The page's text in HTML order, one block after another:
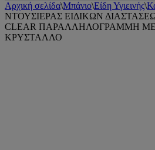
Αρχική σελίδα\Μπάνιο\Είδη Υγιεινής\
ΝΤΟΥΣΙΕΡΑΣ ΕΙΔΙΚΩΝ
CLEAR ΠΑΡΑΛΛΗΛΟΓΡΑΜΜΗ
ΚΡΥΣΤΑΛΛΟ